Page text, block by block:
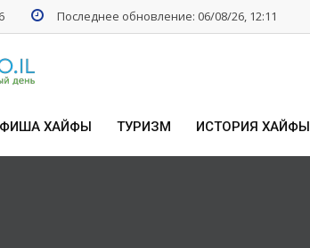
Последнее обновление: 06/08/26, 12:11
ХАЙФЫ ТУРИЗМ ИСТОРИЯ ХАЙФЫ